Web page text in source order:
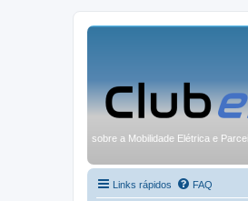
sobre a Mobilidade Elétrica e
Links rápidos FAQ